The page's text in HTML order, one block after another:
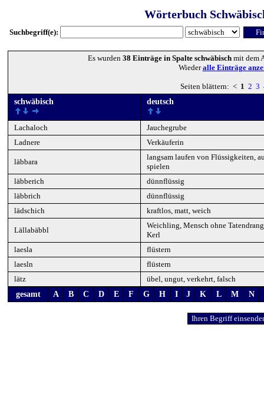
Wörterbuch
Suchbegriff(e):
Es wurden 38 Einträge in Spalte schwäbischmit dem
Wiederalle Einträge
Seiten blättern: < 1 2 3
schwäbisch
deutsch
Lachaloch
Jauchegrube
Ladnere
Verkäuferin
läbbara
langsam laufen von Flüssigkeiten,
spielen
läbberich
dünnflüssig
läbbrich
dünnflüssig
lädschich
kraftlos, matt, weich
Lällabäbbl
Weichling, Mensch ohne
Kerl
laesla
flüstern
laesln
flüstern
lätz
übel, ungut, verkehrt, falsch
gesamt
A B C D E F G H I J K L M N